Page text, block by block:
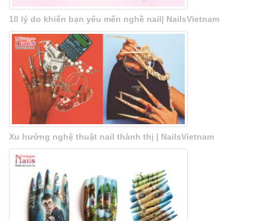
10 lý do khiến bạn yêu mến nghề nail| NailsVietnam
Xu hướng nghệ thuật nail thành thị | NailsVietnam